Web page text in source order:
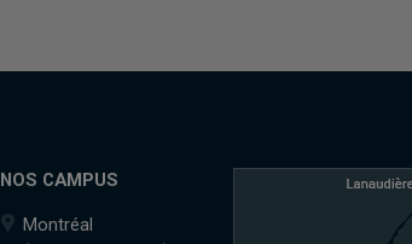
NOS CAMPUS
Montréal